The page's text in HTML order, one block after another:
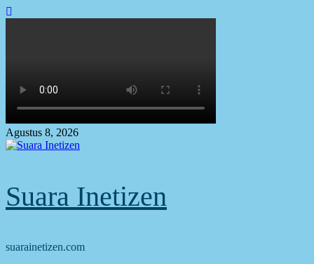
Skip
Agustus 8, 2026
Suara Inetizen
suarainetizen.com